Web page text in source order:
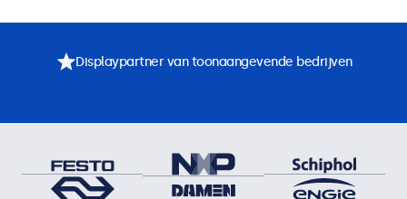
Displaypartner van toonaangevende bedrijven